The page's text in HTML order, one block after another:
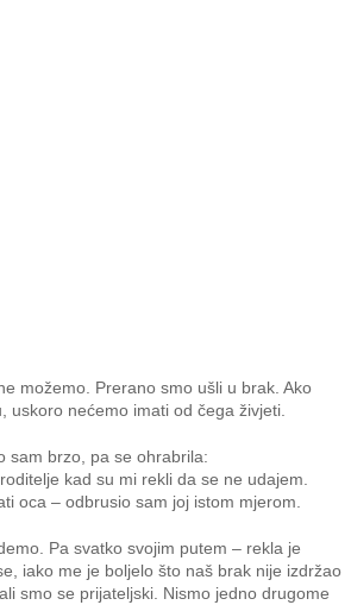
možemo. Prerano smo ušli u brak. Ako
uskoro nećemo imati od čega živjeti.
sam brzo, pa se ohrabrila:
kad su mi rekli da se ne udajem.
oca – odbrusio sam joj istom mjerom.
Pa svatko svojim putem – rekla je
iako me je boljelo što naš brak nije izdržao
smo se prijateljski. Nismo jedno drugome